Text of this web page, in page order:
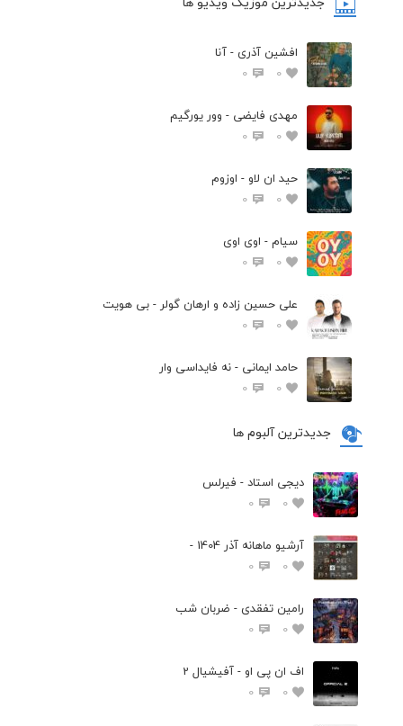
افشین آذری - آنا
0
0
مهدی فایضی - وور یورگیم
0
0
حید ان لاو - اوزوم
0
0
سیام - اوی اوی
0
0
علی حسین زاده و ارهان گولر - بی هویت
0
0
حامد ایمانی - نه فایداسی وار
0
0
جدیدترین آلبوم ها
دیجی استاد - فیرلس
0
0
آرشیو ماهانه آذر 1404 -
0
0
رامین تفقدی - ضربان شب
0
0
اف ان پی او - آفیشیال 2
0
0